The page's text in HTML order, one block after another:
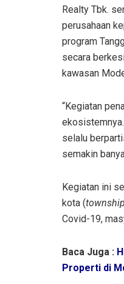
Realty Tbk.
perusahaan
program
secara
kawasan
“Kegiatan
selalu
semakin
Kegiatan ini
kota (township
Covid-19,
Baca Juga :
Properti di